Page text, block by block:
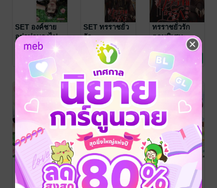
SET องค์ชาย
อย่าน่ามองไป
กว่านี้เลย
Project X / 福禄寿
อักษรมั่งมี
นิยายรักจีนโบราณ
11 Rating
SET ทรราชยั่ว
รัก
Project X/ 福禄寿
อักษรมั่งมี
นิยายรักจีนโบราณ
11 Rating
ทรราชยั่วรัก
ตอนพิเศษ
Project X
/ 福禄寿
อักษรมั่งมี
นิยายรักจีนโบราณ
18 Rating
องค์ชายอย่าน่า
มองไปกว่านี้เลย
ตอนพิเศษ
Project X
/ 福禄寿
องค์ชายอย่าน่า
มองไปกว่านี้เลย
Project X/ 福禄寿
SET กลวิธีเอา
ตัวรอดของ
ฮองเฮาแม่ลูก
Project X
/ 福禄寿